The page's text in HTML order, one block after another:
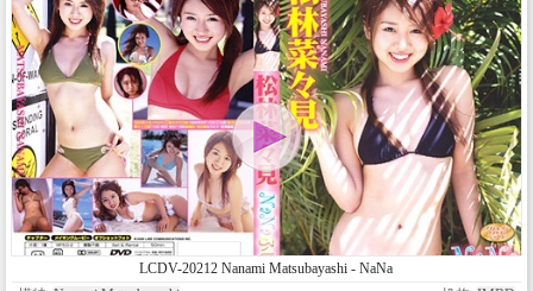
LCDV-20212 Nanami Matsubayashi - NaNa